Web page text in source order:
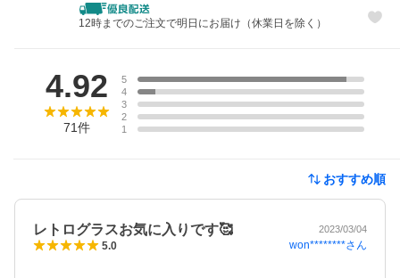
12時までのご注文で明日にお届け（休業日を除く）
4.92
71件
5
4
3
2
1
おすすめ順
レトログラスお気に入りです🥰 2023/03/04
5.0 won********さん